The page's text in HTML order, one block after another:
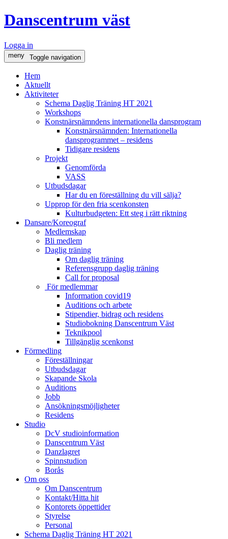
Danscentrum väst
Logga in
meny Toggle navigation
Hem
Aktuellt
Aktiviteter
Schema Daglig Träning HT 2021
Workshops
Konstnärsnämndens internationella dansprogram
Konstnärsnämnden: Internationella
dansprogrammet – residens
Tidigare residens
Projekt
Genomförda
VASS
Utbudsdagar
Har du en föreställning du vill sälja?
Upprop för den fria scenkonsten
Kulturbudgeten: Ett steg i rätt riktning
Dansare/Koreograf
Medlemskap
Bli medlem
Daglig träning
Om daglig träning
Referensgrupp daglig träning
Call for proposal
För medlemmar
Information covid19
Auditions och arbete
Stipendier, bidrag och residens
Studiobokning Danscentrum Väst
Teknikpool
Tillgänglig scenkonst
Förmedling
Föreställningar
Utbudsdagar
Skapande Skola
Auditions
Jobb
Ansökningsmöjligheter
Residens
Studio
DcV studioinformation
Danscentrum Väst
Danzlagret
Spinnstudion
Borås
Om oss
Om Danscentrum
Kontakt/Hitta hit
Kontorets öppettider
Styrelse
Personal
Schema Daglig Träning HT 2021